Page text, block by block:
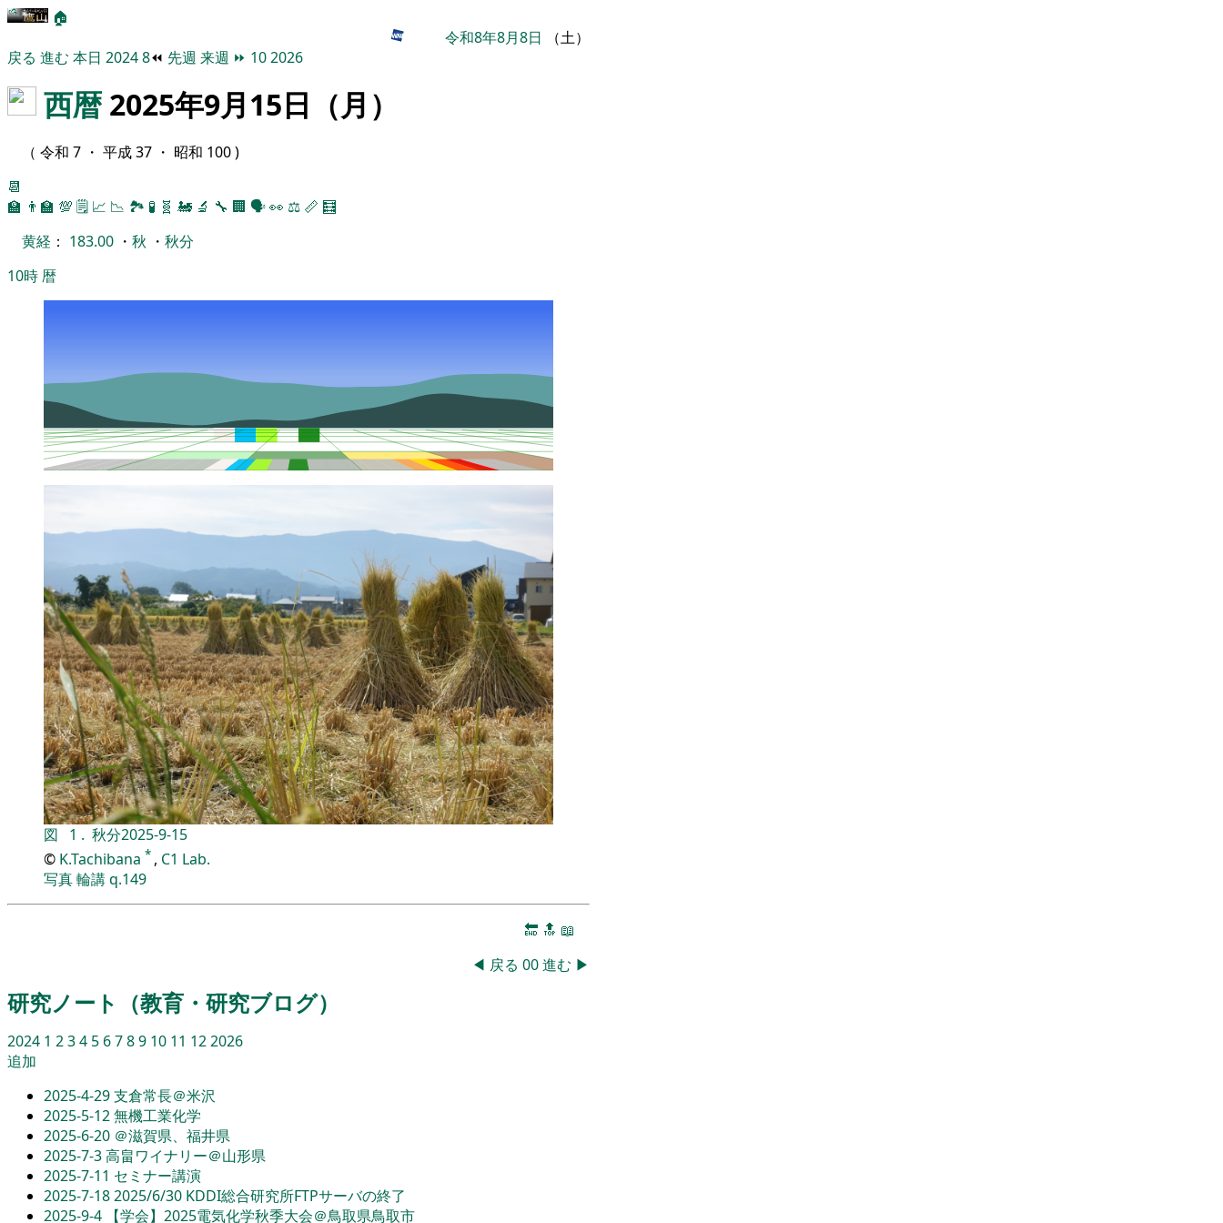
🏠
令和8年8月8日 （土）
戻る 進む 本日 20248⏪ 先週 来週 ⏩ 102026
西暦 2025年9月15日（月）
（ 令和 7 ・ 平成 37 ・ 昭和 100 )
📆
🏫 👨‍🏫 💯 🗒️ 📈 📉 🏞 🧪 🧬 🚂 🔬 🔧 🏢 🗣️👀 ⚖️ 📏 🧮
黄経 ： 183.00 ・ 秋 ・ 秋分
10時 暦
図 1 . 秋分2025-9-15
© K.Tachibana * , C1 Lab.
写真輪講q.149
🔚 🔝 📖
◀ 戻る 00進む ▶
研究ノート（教育・研究ブログ）
2024 1 234 5 6789 10 11 122026
追加
2025-4-29支倉常長＠米沢
2025-5-12無機工業化学
2025-6-20 ＠滋賀県、福井県
2025-7-3高畠ワイナリー＠山形県
2025-7-11 セミナー講演
2025-7-182025/6/30 KDDI総合研究所FTPサーバの終了
2025-9-4
【学会】2025電気化学秋季大会＠鳥取県鳥取市